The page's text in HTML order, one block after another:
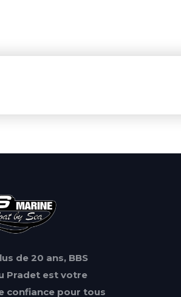
de 20 ans, BBS
Pradet est votre
confiance pour tous